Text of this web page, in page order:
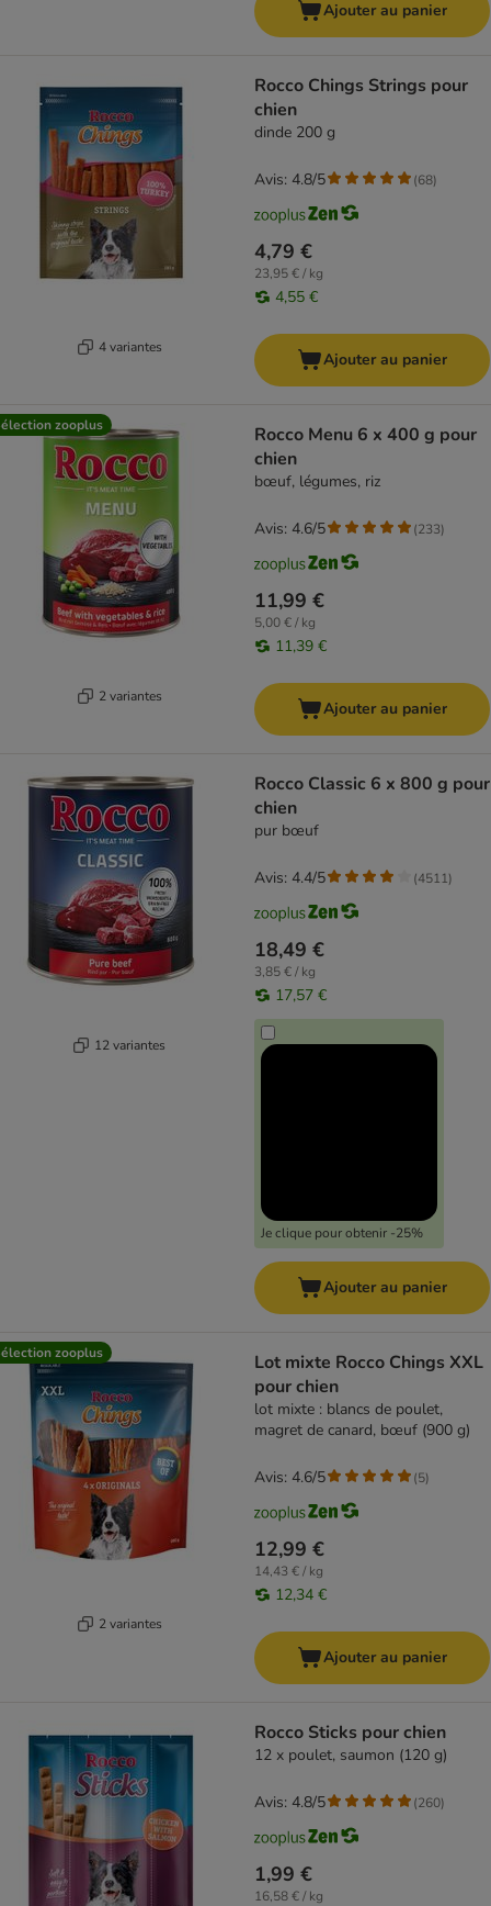
Ajouter au panier
4 variantes
Rocco Chings Strings pour
chien
dinde 200 g
4,79 €
23,95 € / kg
4,55 €
Avis: 4.8/5 (68)
Ajouter au panier
zooplus
2 variantes
Rocco Menu 6 x 400 g pour
chien
bœuf, légumes, riz
11,99 €
5,00 € / kg
11,39 €
Avis: 4.6/5 (233)
Ajouter au panier
12 variantes
Rocco Classic 6 x 800 g pour
chien
pur bœuf
18,49 €
3,85 € / kg
17,57 €
Je clique pour obtenir -25%
Avis: 4.4/5 (4511)
Ajouter au panier
zooplus
2 variantes
Lot mixte Rocco Chings XXL
pour chien
lot mixte : blancs de poulet,
magret de canard, bœuf (900 g)
12,99 €
14,43 € / kg
12,34 €
Avis: 4.6/5 (5)
Ajouter au panier
Rocco Sticks pour chien
12 x poulet, saumon (120 g)
1,99 €
16,58 € / kg
Avis: 4.8/5 (260)